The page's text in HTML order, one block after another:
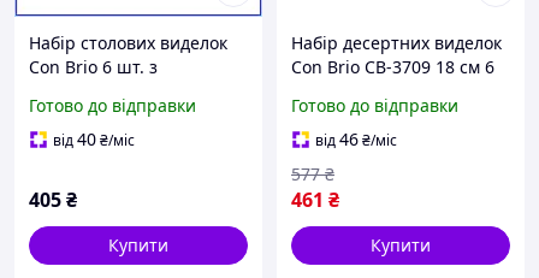
Набір столових виделок
Con Brio 6 шт. з
см, комплект приладів
для дому та кухні срібло
Готово до відправки
від40₴/міс
405₴
Купити
Набір десертних виделок
Сon Brio СB-3709 18 см 6
Готово до відправки
від46₴/міс
461 ₴
577 ₴
Купити